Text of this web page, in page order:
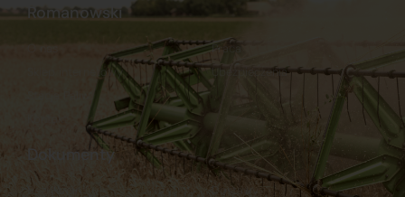
Dokumenty
Regulamin Dostawy
Romanowski
Sklep internetowy
Praca
Ubezpieczenia